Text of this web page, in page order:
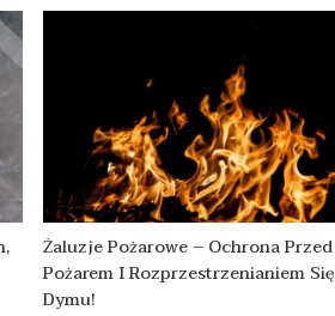
Żaluzje Pożarowe – Ochrona Przed
Pożarem I Rozprzestrzenianiem Się
Dymu!